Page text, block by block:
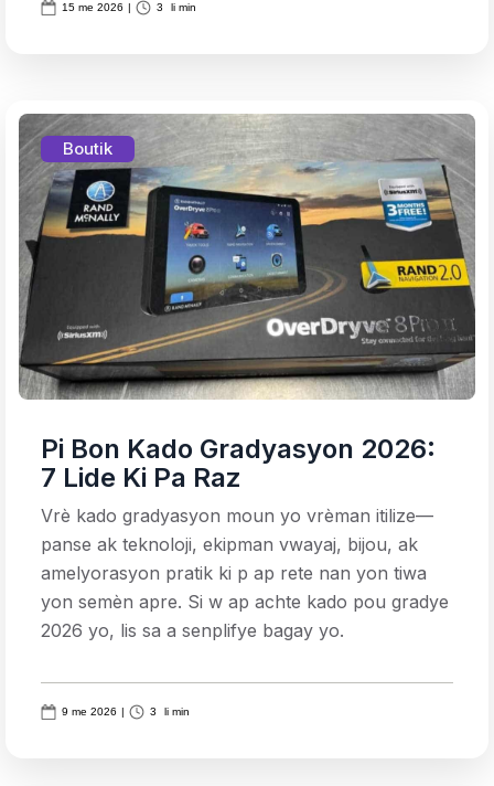
15 me 2026 | 3 li min
Boutik
Pi Bon Kado Gradyasyon 2026:
7 Lide Ki Pa Raz
Vrè kado gradyasyon moun yo vrèman itilize—
panse ak teknoloji, ekipman vwayaj, bijou, ak
amelyorasyon pratik ki p ap rete nan yon tiwa
yon semèn apre. Si w ap achte kado pou gradye
2026 yo, lis sa a senplifye bagay yo.
9 me 2026 3 li min